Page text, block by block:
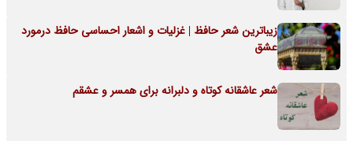
زیباترین شعر حافظ | غزلیات و اشعار احساسی حافظ درمورد
عشق
شعر عاشقانه کوتاه و دلبرانه برای همسر و عشقم